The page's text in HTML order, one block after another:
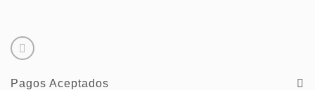
Pagos Aceptados